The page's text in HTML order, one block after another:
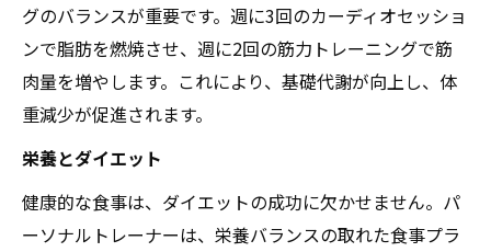
グのバランスが重要です。週に3回のカーディオセッショ
ンで脂肪を燃焼させ、週に2回の筋力トレーニングで筋
肉量を増やします。これにより、基礎代謝が向上し、体
重減少が促進されます。
栄養とダイエット
健康的な食事は、ダイエットの成功に欠かせません。パ
ーソナルトレーナーは、栄養バランスの取れた食事プラ